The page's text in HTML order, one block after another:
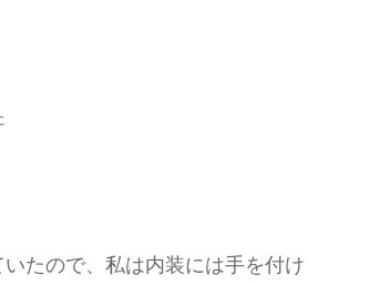
たので、私は内装には手を付け